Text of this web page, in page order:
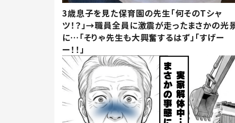
3歳息子を見た保育園の先生「何そのTシャ
ツ！？」→職員全員に激震が走ったまさかの光
に…「そりゃ先生も大興奮するはず」「すげー
ー！！」